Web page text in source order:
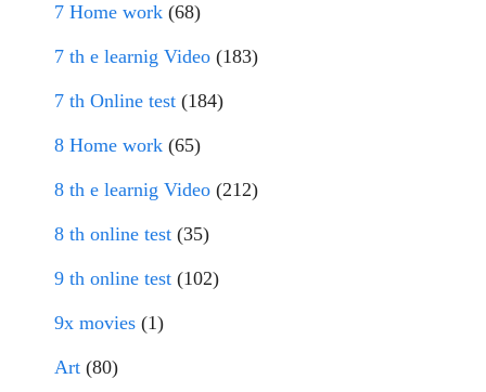
7 Home work (68)
7 th e learnig Video (183)
7 th Online test (184)
8 Home work (65)
8 th e learnig Video (212)
8 th online test (35)
9 th online test (102)
9x movies (1)
Art (80)